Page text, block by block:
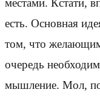
есть. Основная
том, что
очередь
мышление. Мол,